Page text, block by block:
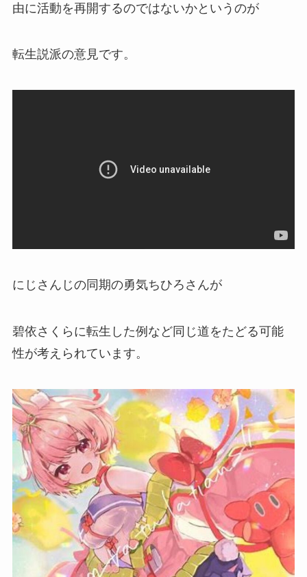
由に活動を再開するのではないかというのが
転生説派の意見です。
にじさんじの同期の勇気ちひろさんが
碧依さくらに転生した例など同じ道をたどる可能
性が考えられています。